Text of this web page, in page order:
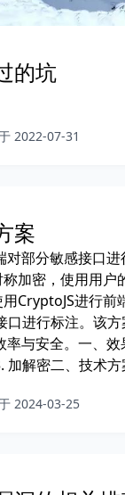
的坑
2022-07-31
案
部分敏感接口进
称加密，使用用
CryptoJS进行前
口进行标注。该
率与安全。一、
加解密二、技术方
2024-03-25